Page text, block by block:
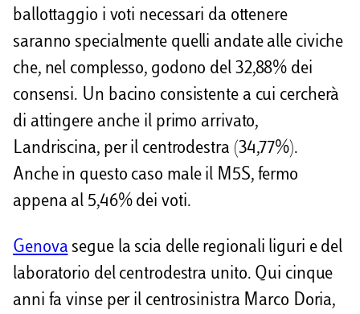
ballottaggio i voti necessari da ottenere
saranno specialmente quelli andate alle civiche
che, nel complesso, godono del 32,88% dei
consensi. Un bacino consistente a cui cercherà
di attingere anche il primo arrivato,
Landriscina, per il centrodestra (34,77%).
Anche in questo caso male il M5S, fermo
appena al 5,46% dei voti.
Genova segue la scia delle regionali liguri e del
laboratorio del centrodestra unito. Qui cinque
anni fa vinse per il centrosinistra Marco Doria,